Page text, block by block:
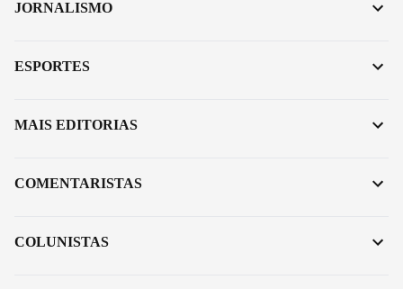
JORNALISMO
ESPORTES
MAIS EDITORIAS
COMENTARISTAS
COLUNISTAS